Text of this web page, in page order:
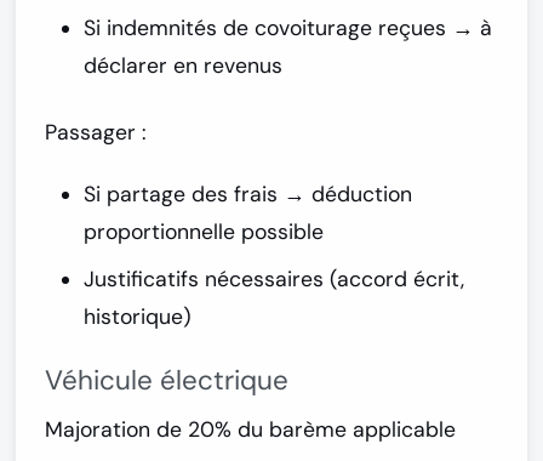
Si indemnités de covoiturage reçues → à
déclarer en revenus
Passager :
Si partage des frais → déduction
proportionnelle possible
Justificatifs nécessaires (accord écrit,
historique)
Véhicule électrique
Majoration de 20% du barème applicable